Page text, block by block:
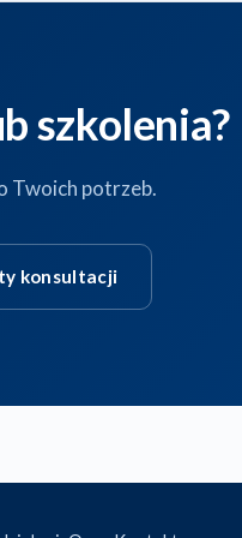
szkolenia?
Twoich potrzeb.
konsultacji